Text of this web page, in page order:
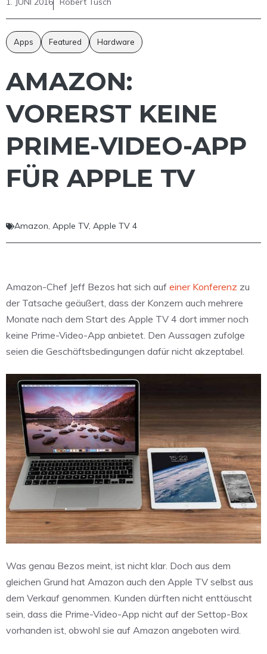
Apps Featured Hardware
AMAZON:
VORERST KEINE
PRIME-VIDEO-APP
FÜR APPLE TV
Amazon, Apple TV, Apple TV 4
Amazon-Chef Jeff Bezos hat sich auf einer Konferenz zu
der Tatsache geäußert, dass der Konzern auch mehrere
Monate nach dem Start des Apple TV 4 dort immer noch
keine Prime-Video-App anbietet. Den Aussagen zufolge
seien die Geschäftsbedingungen dafür nicht akzeptabel.
Was genau Bezos meint, ist nicht klar. Doch aus dem
gleichen Grund hat Amazon auch den Apple TV selbst aus
dem Verkauf genommen. Kunden dürften nicht enttäuscht
sein, dass die Prime-Video-App nicht auf der Settop-Box
vorhanden ist, obwohl sie auf Amazon angeboten wird.